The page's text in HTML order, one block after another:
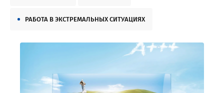
РАБОТА В ЭКСТРЕМАЛЬНЫХ СИТУАЦИЯХ